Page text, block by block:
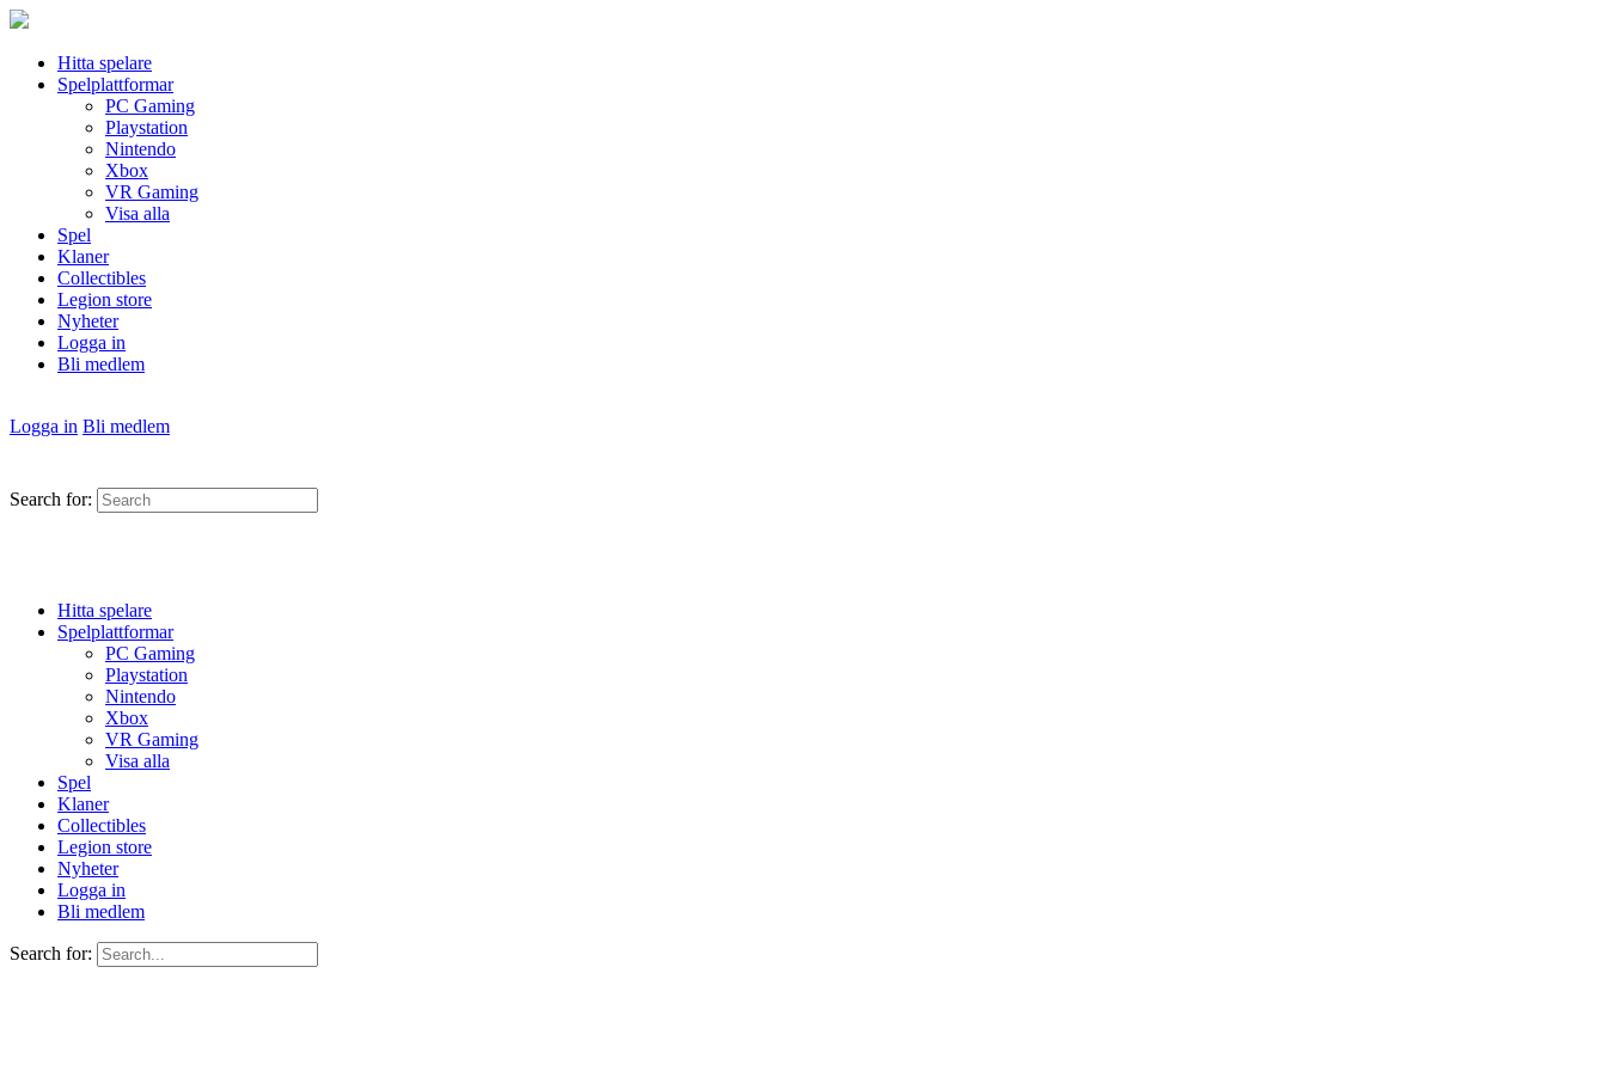
Hitta spelare
Spelplattformar
PC Gaming
Playstation
Nintendo
Xbox
VR Gaming
Visa alla
Spel
Klaner
Collectibles
Legion store
Nyheter
Logga in
Bli medlem
Logga in Bli medlem
Search for:
Hitta spelare
Spelplattformar
PC Gaming
Playstation
Nintendo
Xbox
VR Gaming
Visa alla
Spel
Klaner
Collectibles
Legion store
Nyheter
Logga in
Bli medlem
Search for: